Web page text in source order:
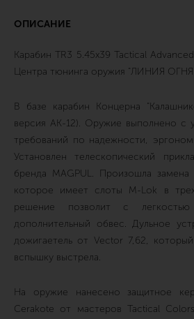
ОПИСАНИЕ
Карабин TR3 5.45х39 Tactical
Центра тюнинга оружия "ЛИНИЯ
В базе карабин Концерна
версия АК-12). Оружие выполнено с
требований по надежности,
Установлен телескопический
бренда MAGPUL. Произошла
которое имеет слоты M-Lok в
решение позволит с
дополнительный обвес. Дульное
дожигаетель от Vector 7,62,
вспышку выстрела.
На оружие нанесено защитное
Cerakote от мастеров Tactical